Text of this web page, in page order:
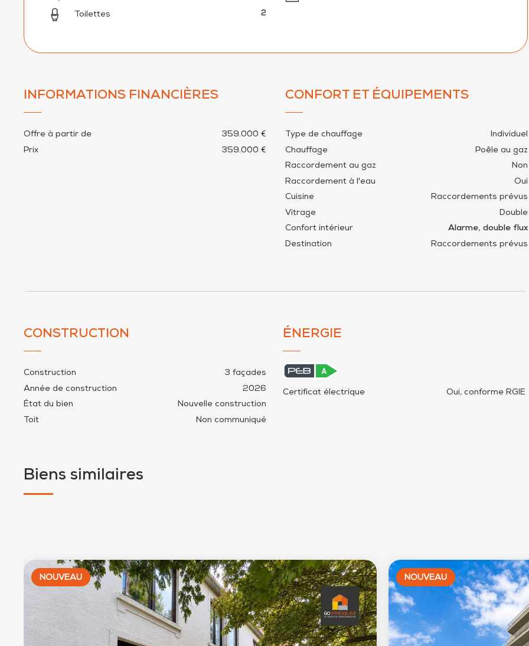
Toilettes 2
INFORMATIONS FINANCIÈRES
Offre à partir de
359.000 €
Prix
359.000 €
CONFORT ET ÉQUIPEMENTS
Type de chauffage
Individuel
Chauffage
Poêle au gaz
Raccordement au gaz
Non
Raccordement à l'eau
Oui
Cuisine
Raccordements prévus
Vitrage
Double
Confort intérieur
Alarme, double flux
Destination
Raccordements prévus
CONSTRUCTION
Construction
3 façades
Année de construction
2026
État du bien
Nouvelle construction
Toit
Non communiqué
ÉNERGIE
Certificat électrique Oui, conforme RGIE
Biens similaires
NOUVEAU NOUVEAU